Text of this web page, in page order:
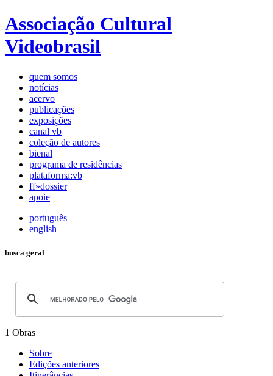
Associação Cultural
Videobrasil
quem somos
notícias
acervo
publicações
exposições
canal vb
coleção de autores
bienal
programa de residências
plataforma:vb
ff»dossier
apoie
português
english
busca geral
1 Obras
Sobre
Edições anteriores